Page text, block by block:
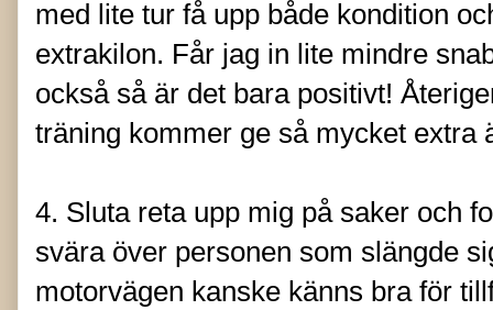
med lite tur få upp både kondition
extrakilon. Får jag in lite mindre
också så är det bara positivt!
träning kommer ge så mycket extra
4. Sluta reta upp mig på saker och
svära över personen som slängde
motorvägen kanske känns bra för